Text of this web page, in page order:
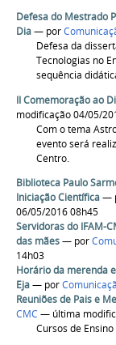
Defesa do Mestrado
Dia— por
Defesa da
Tecnologias no
sequência
II Comemoração ao
modificação 04/05/
Com o tema
evento será
Centro.
Biblioteca Paulo
Iniciação Científica—
06/05/2016 08h45
Servidoras do IFAM-
das mães— por
14h03
Horário da merenda
Eja— por
Reuniões de Pais e
CMC — última
Cursos de